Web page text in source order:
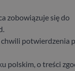
zobowiązuje się do
potwierdzenia
polskim, o treści